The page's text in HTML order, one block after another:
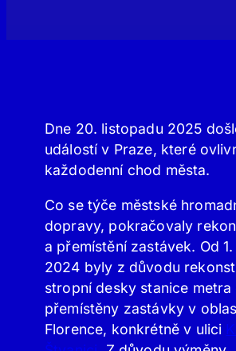
Dne 20. listopadu 2025
událostí v Praze, které
každodenní chod města.
Co se týče městské
dopravy, pokračovaly
a přemístění zastávek. Od 1.
2024 byly z důvodu
stropní desky stanice metra
přemístěny zastávky v
Florence, konkrétně v ulici